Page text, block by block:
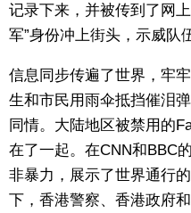
记录下来，并被传到了网
军”身份冲上街头，示威队
信息同步传遍了世界，牢
生和市民用雨伞抵挡催泪
同情。大陆地区被禁用的
在了一起。在CNN和BBC
非暴力，展示了世界通行
下，香港警察、香港政府